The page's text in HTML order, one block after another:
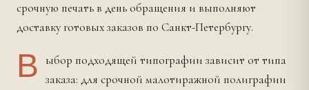
срочную печать в день обращения и выполняют
доставку готовых заказов по Санкт-Петербургу.
В
ыбор подходящей типографии зависит от типа
заказа: для срочной малотиражной полиграфии